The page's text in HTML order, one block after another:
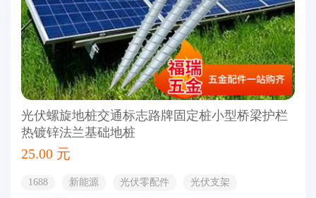
光伏螺旋地桩交通标志路牌固定桩小型桥梁护栏
热镀锌法兰基础地桩
25.00 元
1688 新能源 光伏零配件
光伏支架